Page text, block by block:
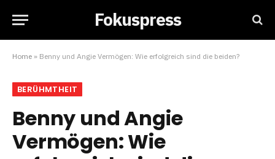
Fokuspress
Home » Benny und Angie Vermögen: Wie erfolgreich sind die beiden?
BERÜHMTHEIT
Benny und Angie
Vermögen: Wie